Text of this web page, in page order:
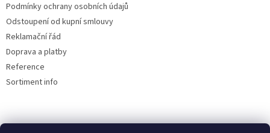
Podmínky ochrany osobních údajů
Odstoupení od kupní smlouvy
Reklamační řád
Doprava a platby
Reference
Sortiment info